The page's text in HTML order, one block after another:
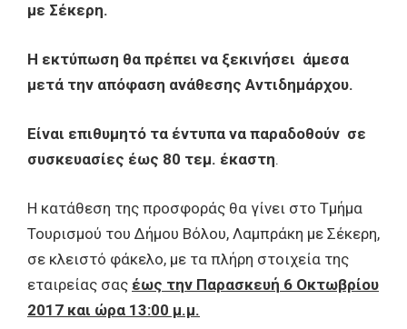
με Σέκερη.
Η εκτύπωση θα πρέπει να ξεκινήσει άμεσα
μετά την απόφαση ανάθεσης Αντιδημάρχου.
Είναι επιθυμητό τα έντυπα να παραδοθούν σε
συσκευασίες έως 80 τεμ. έκαστη.
Η κατάθεση της προσφοράς θα γίνει στο Τμήμα
Τουρισμού του Δήμου Βόλου, Λαμπράκη με Σέκερη,
σε κλειστό φάκελο, με τα πλήρη στοιχεία της
εταιρείας σας έως την Παρασκευή 6 Οκτωβρίου
2017 και ώρα 13:00 μ.μ.